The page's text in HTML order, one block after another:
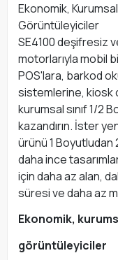
Ekonomik,
Görüntüleyiciler
SE4100 deşifresiz
motorlarıyla mobil
POS'lara, barkod
sistemlerine, kiosk
kurumsal sınıf 1/2
kazandırın. İster
ürünü 1
daha ince
için daha az alan,
süresi ve daha az
Ekonomik,
görüntüleyiciler